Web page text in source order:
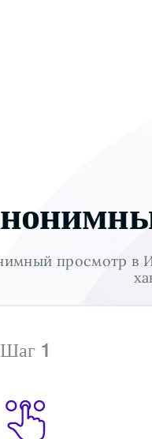
просмотр в
Шаг 1